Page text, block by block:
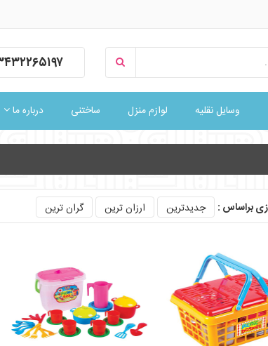
وسایل نقلیه لوازم منزل ساختنی درباره ما
براساس : جدیدترین ارزان ترین گران ترین